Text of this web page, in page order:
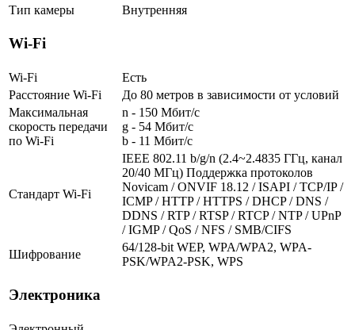
Тип камеры
Внутренняя
Wi-Fi
Wi-Fi
Есть
Расстояние Wi-Fi
До 80 метров в зависимости от условий
Максимальная
скорость передачи
по Wi-Fi
n - 150 Мбит/с
g - 54 Мбит/с
b - 11 Мбит/с
Стандарт Wi-Fi
IEEE 802.11 b/g/n (2.4~2.4835 ГГц, канал
20/40 МГц) Поддержка протоколов
Novicam / ONVIF 18.12 / ISAPI / TCP/IP /
ICMP / HTTP / HTTPS / DHCP / DNS /
DDNS / RTP / RTSP / RTCP / NTP / UPnP
/ IGMP / QoS / NFS / SMB/CIFS
Шифрование
64/128-bit WEP, WPA/WPA2, WPA-
PSK/WPA2-PSK, WPS
Электроника